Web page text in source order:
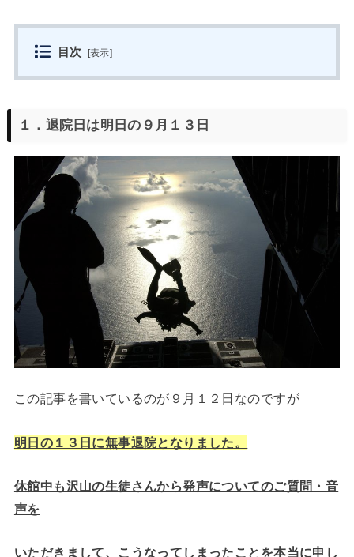
目次 [表示]
１．退院日は明日の９月１３日
この記事を書いているのが９月１２日なのですが
明日の１３日に無事退院となりました。
休館中も沢山の生徒さんから発声についてのご質問・音
声を
いただきまして、こうなってしまったことを本当に申し